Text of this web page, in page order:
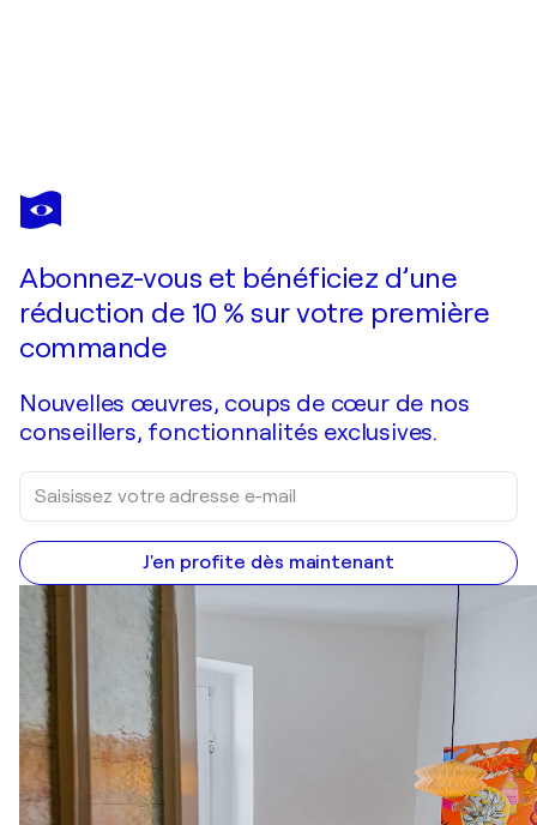
LIUBA & JAVIER TORRES
Holiness II
Abonnez-vous et bénéficiez d’une
réduction de 10 % sur votre première
commande
Nouvelles œuvres, coups de cœur de nos
conseillers, fonctionnalités exclusives.
J'en profite dès maintenant